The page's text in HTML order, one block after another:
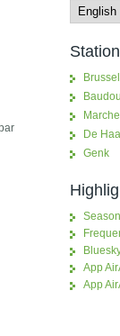
De
Genk
App
App